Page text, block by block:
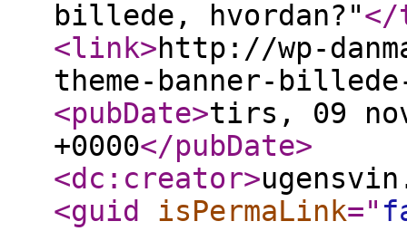
billede, hvordan?"
<link>http://wp-
theme-banner-
<pubDate>tirs, 09
+0000</pubDate>
<dc:creator>
<guid
isPermaLink="